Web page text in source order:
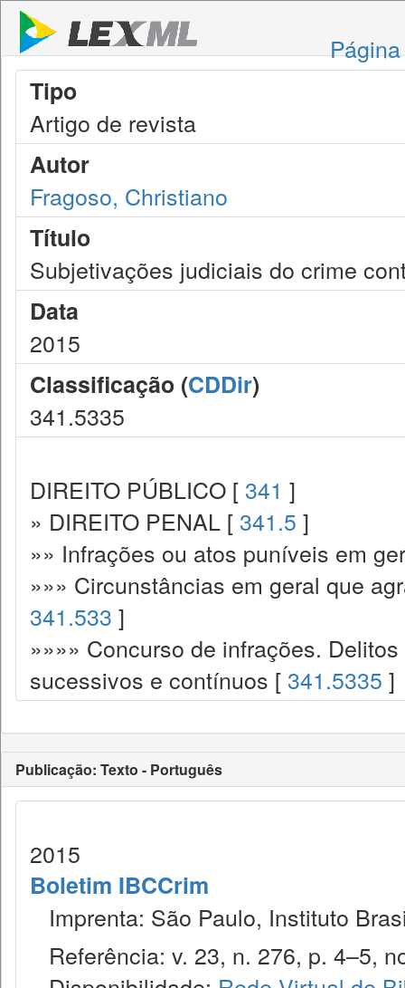
Tipo
Artigo de revista
Autor
Fragoso, Christiano
Título
Subjetivações judiciais do crime
Data
2015
Classificação (CDDir)
341.5335
DIREITO PÚBLICO [ 341 ]
» DIREITO PENAL [ 341.5 ]
»» Infrações ou atos puníveis em
»»» Circunstâncias em geral que
341.533 ]
»»»» Concurso de infrações.
sucessivos e contínuos [ 341.5335 ]
Publicação: Texto - Português
2015
Boletim IBCCrim
Imprenta: São Paulo, Instituto
Referência: v. 23, n. 276, p. 4–5,